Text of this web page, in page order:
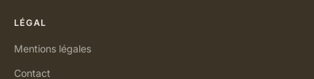
LÉGAL
Mentions légales
Contact